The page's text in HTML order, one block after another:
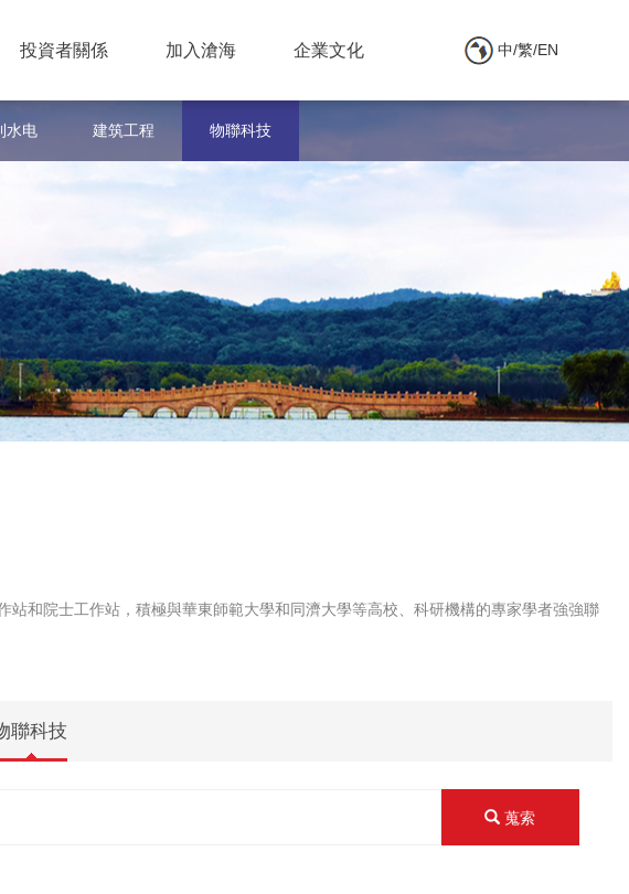
投資者關係 加入滄海 企業文化 中/繁/EN
水电 建筑工程 物聯科技
和院士工作站，積極與華東師範大學和同濟大學等高校、科研機構的專家學者強強聯
聯科技
蒐索